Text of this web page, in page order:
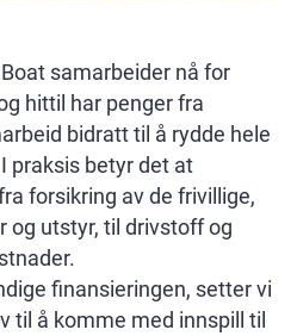
samarbeider nå for
hittil har penger fra
bidratt til å rydde hele
praksis betyr det at
forsikring av de frivillige,
og utstyr, til drivstoff og
finansieringen, setter vi
til å komme med innspill til